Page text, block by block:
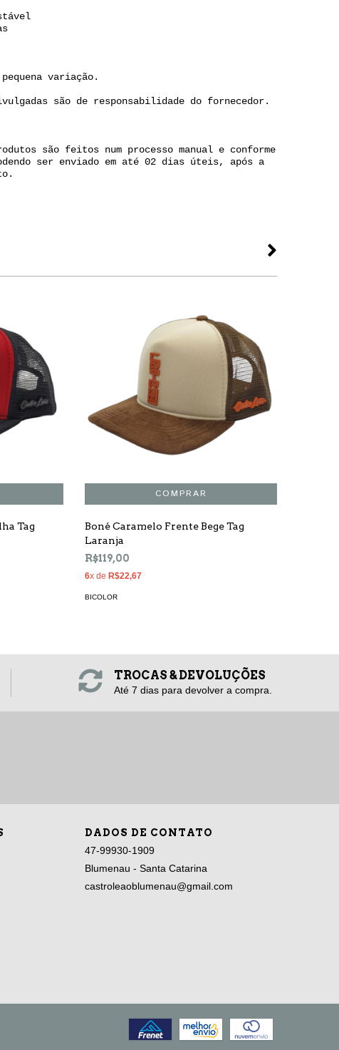
variação.
são de responsabilidade do fornecedor.
são feitos num processo manual e conforme
ser enviado em até 02 dias úteis, após a
Tag
Boné Caramelo Frente Bege Tag
Laranja
R$119,00
6x de R$22,67
BICOLOR
TROCAS & DEVOLUÇÕES
Até 7 dias para devolver a compra.
DADOS DE CONTATO
47-99930-1909
Blumenau - Santa Catarina
castroleaoblumenau@gmail.com